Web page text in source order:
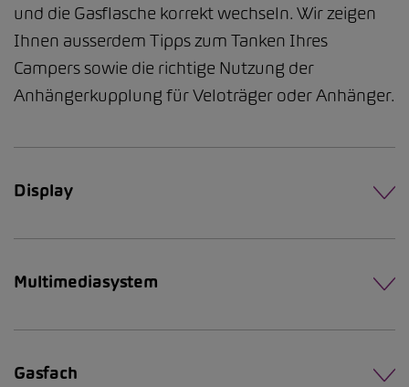
und die Gasflasche korrekt wechseln. Wir zeigen
Ihnen ausserdem Tipps zum Tanken Ihres
Campers sowie die richtige Nutzung der
Anhängerkupplung für Veloträger oder Anhänger.
Display
Multimediasystem
Gasfach